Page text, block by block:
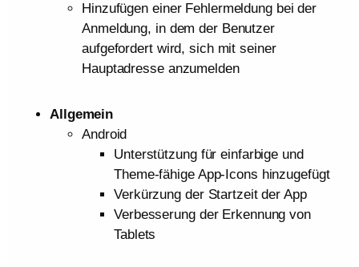
Hinzufügen einer Fehlermeldung bei der
Anmeldung, in dem der Benutzer
aufgefordert wird, sich mit seiner
Hauptadresse anzumelden
Allgemein
Android
Unterstützung für einfarbige und
Theme-fähige App-Icons hinzugefügt
Verkürzung der Startzeit der App
Verbesserung der Erkennung von
Tablets